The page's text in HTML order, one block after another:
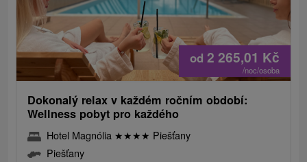
od 2 265,01 Kč
/noc/osoba
Dokonalý relax v každém ročním období:
Wellness pobyt pro každého
Hotel Magnólia ★★★★ Piešťany
Piešťany